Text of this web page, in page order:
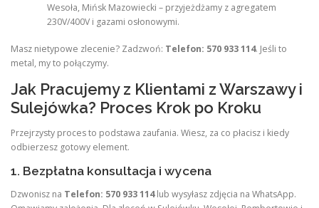
Wesoła, Mińsk Mazowiecki – przyjeżdżamy z agregatem
230V/400V i gazami osłonowymi.
Masz nietypowe zlecenie? Zadzwoń: Telefon: 570 933 114. Jeśli to
metal, my to połączymy.
Jak Pracujemy z Klientami z Warszawy i
Sulejówka? Proces Krok po Kroku
Przejrzysty proces to podstawa zaufania. Wiesz, za co płacisz i kiedy
odbierzesz gotowy element.
1. Bezpłatna konsultacja i wycena
Dzwonisz na Telefon: 570 933 114lub wysyłasz zdjęcia na WhatsApp.